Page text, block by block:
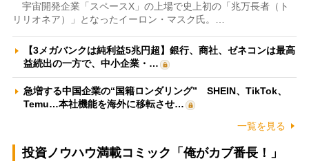
宇宙開発企業「スペースX」の上場で史上初の「兆万長者（ト
リリオネア）」となったイーロン・マスク氏。…
【3メガバンクは純利益5兆円超】銀行、商社、ゼネコンは最高
益続出の一方で、中小企業・…
急増する中国企業の“国籍ロンダリング” SHEIN、TikTok、
Temu…本社機能を海外に移転させ…
一覧を見る
投資ノウハウ満載コミック「俺がカブ番長！」